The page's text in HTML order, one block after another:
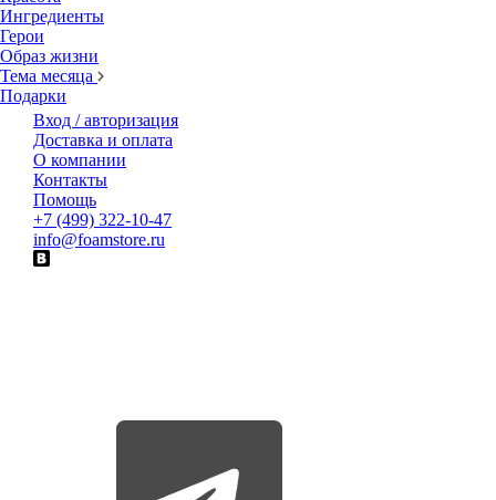
Ингредиенты
Герои
Образ жизни
Тема месяца
Подарки
Вход / авторизация
Доставка и оплата
О компании
Контакты
Помощь
+7 (499) 322-10-47
info@foamstore.ru